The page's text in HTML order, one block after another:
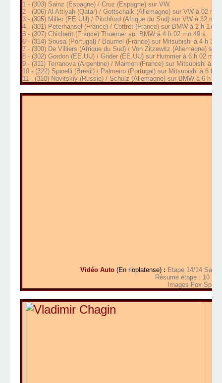
1 - (303) Sainz (Espagne) / Cruz (Espagne) sur VW.
2 - (306) Al Attiyah (Qatar) / Gottschalk (Allemagne) sur VW à 02 mn
3 - (305) Miller (EE.UU) / Pitchford (Afrique du Sud) sur VW à 32 mn
4 - (301) Peterhansel (France) / Cottret (France) sur BMW à 2 h 17
5 - (307) Chicherit (France) Thoerner sur BMW à 4 h 02 mn 49 s.
6 - (314) Sousa (Portugal) / Baumel (France) sur Mitsubishi à 4 h 31
7 - (300) De Villiers (Afrique du Sud) / Von Zitzewitz (Allemagne) sur
8 - (302) Gordon (EE.UU) / Grider (EE.UU) sur Hummer à 6 h 02 mn
9 - (311) Terranova (Argentine) / Maimon (France) sur Mitsubishi à 6
10 - (322) Spinelli (Brésil) / Palmeiro (Portugal) sur Mitsubishi à 6 h
11 - (310) Novitskiy (Russie) / Schulz (Allemagne) sur BMW à 6 h 38
Vidéo Auto (En rioplatense) : Etape 14/14
Résumé étape : 10
Images Fox